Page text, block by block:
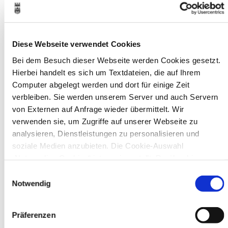
Diese Webseite verwendet Cookies
Bei dem Besuch dieser Webseite werden Cookies gesetzt.
Hierbei handelt es sich um Textdateien, die auf Ihrem
Computer abgelegt werden und dort für einige Zeit
verbleiben. Sie werden unserem Server und auch Servern
von Externen auf Anfrage wieder übermittelt. Wir
verwenden sie, um Zugriffe auf unserer Webseite zu
analysieren, Dienstleistungen zu personalisieren und
soziale Medien anzubieten. Die Cookie-Auswahl
(USA) mit unzureichendem Datenschutzniveau verarbeiten.
Überwachungszwecken von anderen missbraucht werden,
ohne dass Sie sich mit einem Rechtsbehelf hiervor
Notwendig
Präferenzen
Veranstaltungskalender
August 2026
< Juli
September >
Mo
Di Fr Sa
3
4 5 6 7 8
9
10
11 12 13 14 15
16
21
23
26
31
Zur Veranstaltungssuche
Museen